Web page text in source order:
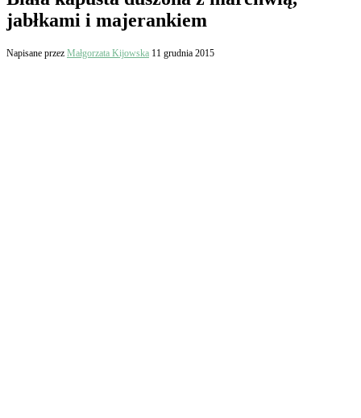
jabłkami i majerankiem
Napisane przez Małgorzata Kijowska 11 grudnia 2015